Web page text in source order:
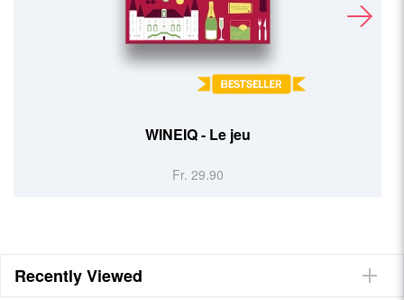
WINEIQ - Le jeu
Fr. 29.90
Recently Viewed